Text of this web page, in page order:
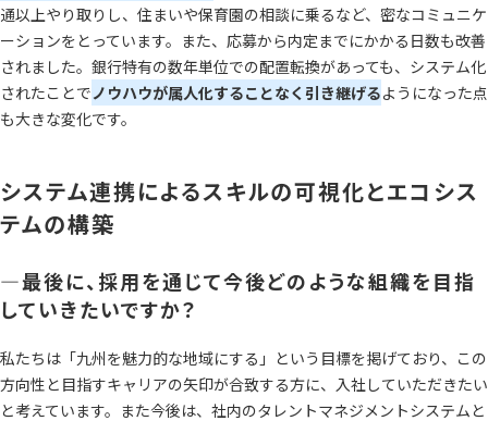
通以上やり取りし、住まいや保育園の相談に乗るなど、密なコミュニケ
ーションをとっています。また、応募から内定までにかかる日数も改善
されました。銀行特有の数年単位での配置転換があっても、システム化
されたことでノウハウが属人化することなく引き継げるようになった点
も大きな変化です。
システム連携によるスキルの可視化とエコシス
テムの構築
―最後に、採用を通じて今後どのような組織を目指
していきたいですか？
私たちは「九州を魅力的な地域にする」という目標を掲げており、この
方向性と目指すキャリアの矢印が合致する方に、入社していただきたい
と考えています。また今後は、社内のタレントマネジメントシステムと